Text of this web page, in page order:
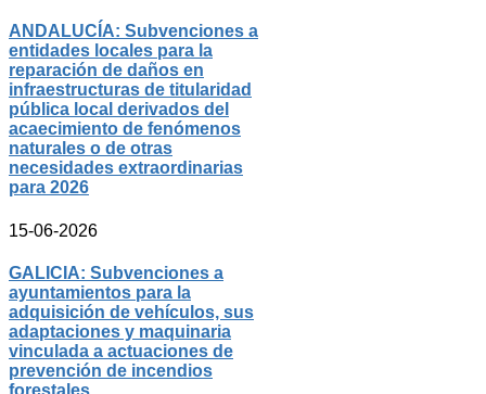
ANDALUCÍA: Subvenciones a
entidades locales para la
reparación de daños en
infraestructuras de titularidad
pública local derivados del
acaecimiento de fenómenos
naturales o de otras
necesidades extraordinarias
para 2026
15-06-2026
GALICIA: Subvenciones a
ayuntamientos para la
adquisición de vehículos, sus
adaptaciones y maquinaria
vinculada a actuaciones de
prevención de incendios
forestales